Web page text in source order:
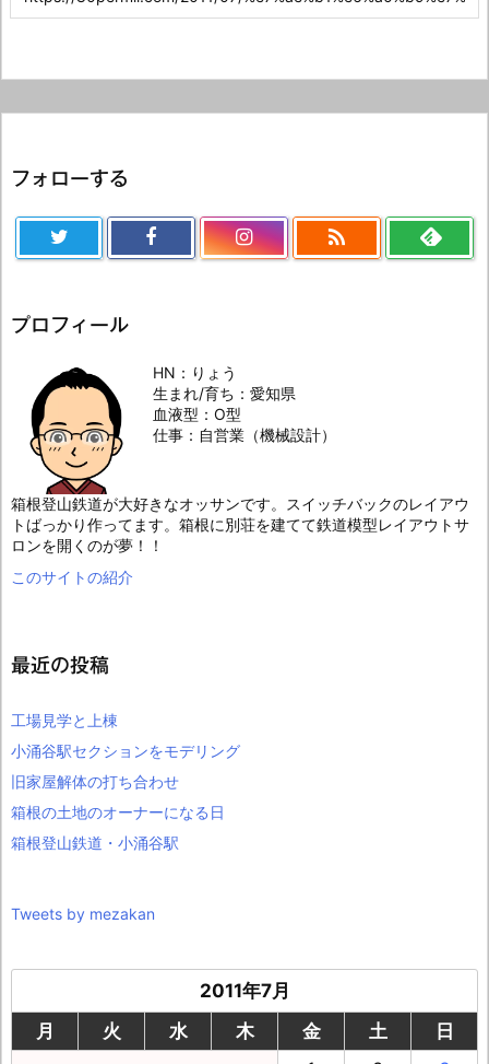
フォローする

プロフィール
HN：りょう
生まれ/育ち：愛知県
血液型：O型
仕事：自営業（機械設計）
箱根登山鉄道が大好きなオッサンです。スイッチバックのレイアウ
トばっかり作ってます。箱根に別荘を建てて鉄道模型レイアウトサ
ロンを開くのが夢！！
このサイトの紹介
最近の投稿
工場見学と上棟
小涌谷駅セクションをモデリング
旧家屋解体の打ち合わせ
箱根の土地のオーナーになる日
箱根登山鉄道・小涌谷駅
Tweets by mezakan
2011年7月
月
火 水 木 金 土
日